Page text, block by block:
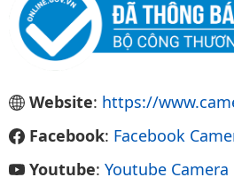
Website: https://
Facebook: Facebook
Youtube: Youtube